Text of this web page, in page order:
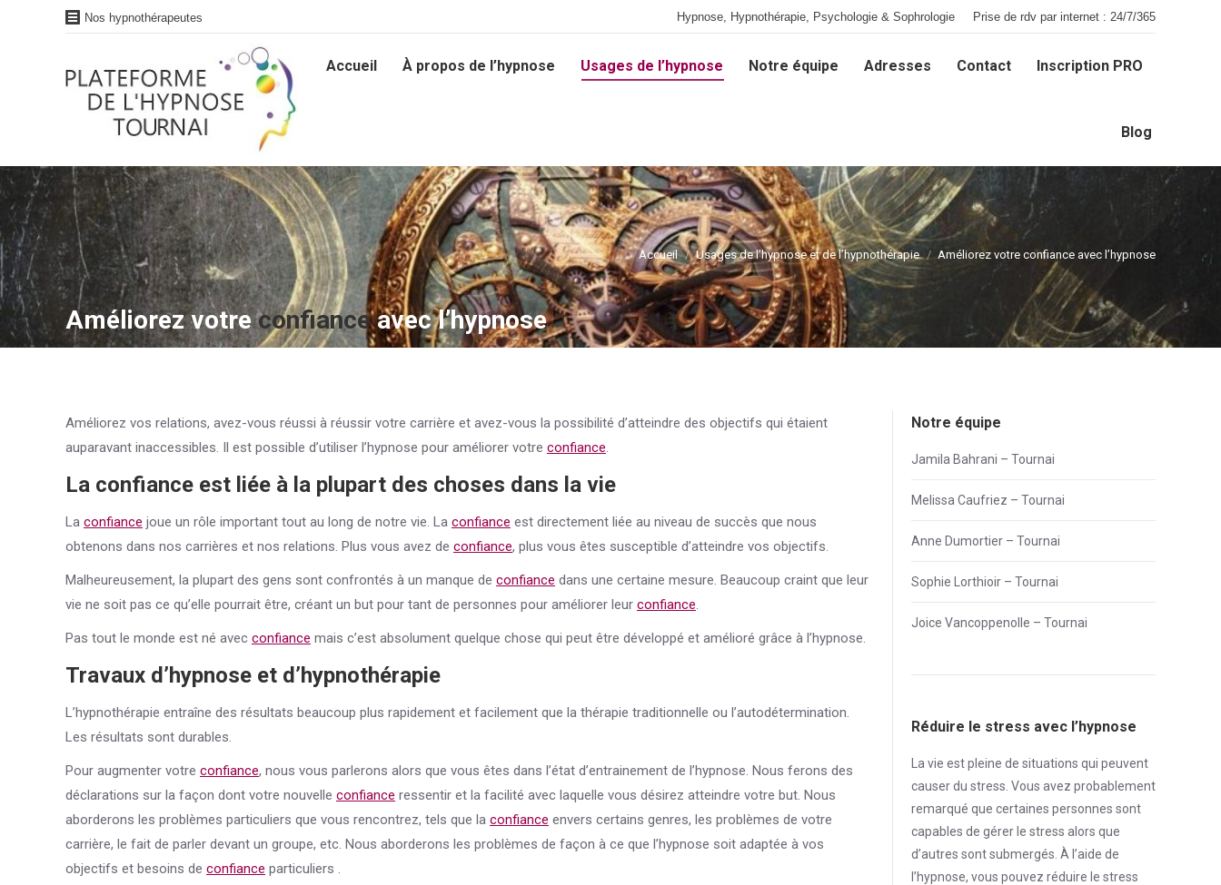
Nos hypnothérapeutes Hypnose, Hypnothérapie, Psychologie & Sophrologie Prise de rdv par internet : 24/7/365
Accueil À propos de l’hypnose Usages de l’hypnose Notre équipe Adresses Contact Inscription PRO
Blog
Vous êtes ici :
Accueil Usages de l’hypnose et de l’hypnothérapie Améliorez votre confiance avec l’hypnose
Améliorez votreconfianceavec l’hypnose
Améliorez vos relations, avez-vous réussi à réussir votre carrière et avez-vous la possibilité d’atteindre des objectifs qui étaient
auparavant inaccessibles. Il est possible d’utiliser l’hypnose pour améliorer votre confiance.
La confiance est liée à la plupart des choses dans la vie
La confiance joue un rôle important tout au long de notre vie. La confiance est directement liée au niveau de succès que nous
obtenons dans nos carrières et nos relations. Plus vous avez de confiance, plus vous êtes susceptible d’atteindre vos objectifs.
Malheureusement, la plupart des gens sont confrontés à un manque de confiance dans une certaine mesure. Beaucoup craint que leur
vie ne soit pas ce qu’elle pourrait être, créant un but pour tant de personnes pour améliorer leur confiance.
Pas tout le monde est né avec confiance mais c’est absolument quelque chose qui peut être développé et amélioré grâce à l’hypnose.
Travaux d’hypnose et d’hypnothérapie
L’hypnothérapie entraîne des résultats beaucoup plus rapidement et facilement que la thérapie traditionnelle ou l’autodétermination.
Les résultats sont durables.
Pour augmenter votre confiance, nous vous parlerons alors que vous êtes dans l’état d’entrainement de l’hypnose. Nous ferons des
déclarations sur la façon dont votre nouvelle confiance ressentir et la facilité avec laquelle vous désirez atteindre votre but. Nous
aborderons les problèmes particuliers que vous rencontrez, tels que la confiance envers certains genres, les problèmes de votre
carrière, le fait de parler devant un groupe, etc. Nous aborderons les problèmes de façon à ce que l’hypnose soit adaptée à vos
objectifs et besoins de confiance particuliers .
Notre équipe
Jamila Bahrani – Tournai
Melissa Caufriez – Tournai
Anne Dumortier – Tournai
Sophie Lorthioir – Tournai
Joice Vancoppenolle – Tournai
Réduire le stress avec l’hypnose
La vie est pleine de situations qui peuvent
causer du stress . Vous avez probablement
remarqué que certaines personnes sont
capables de gérer le stress alors que
d’autres sont submergés. À l’aide de
l’hypnose, vous pouvez réduire le stress
Accueil À propos de l’hypnose Usages de l’hypnose Notre équipe Adresses Contact Inscription PRO